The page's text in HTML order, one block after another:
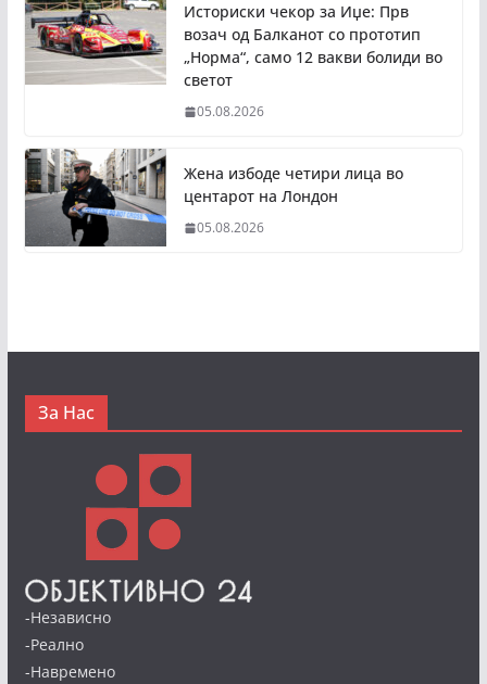
Историски чекор за Иџе: Прв
возач од Балканот со прототип
„Норма“, само 12 вакви болиди во
светот
05.08.2026
Жена избоде четири лица во
центарот на Лондон
05.08.2026
За Нас
-Независно
-Реално
-Навремено